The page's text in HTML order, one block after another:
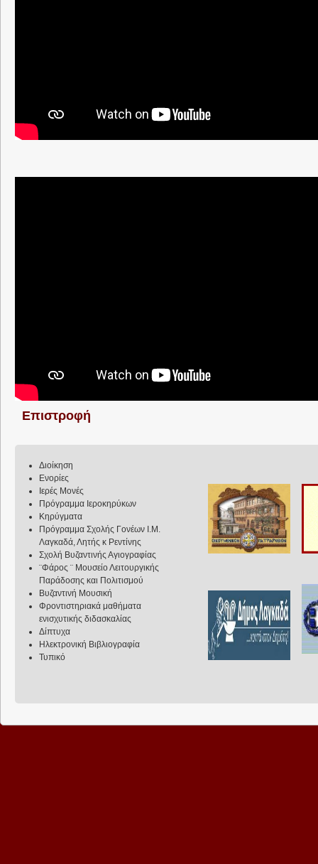
Επιστροφή
Διοίκηση
Ενορίες
Ιερές Μονές
Πρόγραμμα Ιεροκηρύκων
Κηρύγματα
Πρόγραμμα Σχολής Γονέων Ι.Μ.
Λαγκαδά, Λητής κ Ρεντίνης
Σχολή Βυζαντινής Αγιογραφίας
¨Φάρος ¨ Μουσείο Λειτουργικής
Παράδοσης και Πολιτισμού
Βυζαντινή Μουσική
Φροντιστηριακά μαθήματα
ενισχυτικής διδασκαλίας
Δίπτυχα
Ηλεκτρονική Βιβλιογραφία
Τυπικό